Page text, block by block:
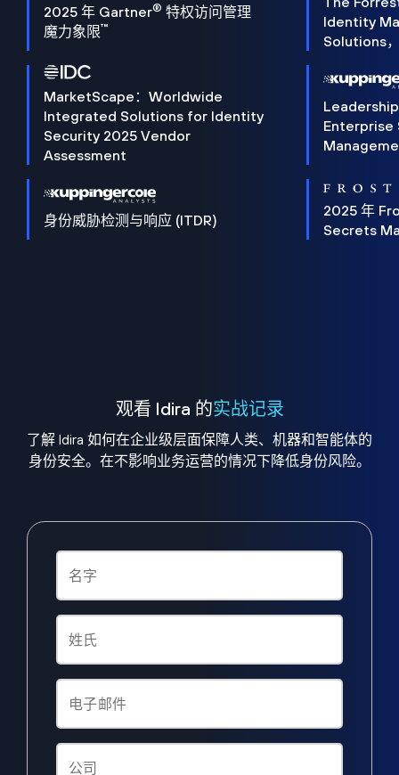
2025 年 Gartner® 特权访问管理
魔力象限™
Identity
Solutions
MarketScape：Worldwide
Integrated Solutions for Identity
Security 2025 Vendor
Assessment
Enterprise
身份威胁检测与响应 (ITDR)
2025 年
Secrets
观看 Idira 的实战记录
了解 Idira 如何在企业级层面保障人类、机器和智能体的
身份安全。在不影响业务运营的情况下降低身份风险。